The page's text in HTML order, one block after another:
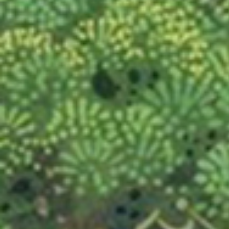
POWER PUNCH II
VISCO COLLECTION
MARSUPILAMI - LE SECRET DU SARCOPHAGE
DISNEY ILLUSION ISLAND
GOLF
NES OPEN TOURNAMENT GOLF